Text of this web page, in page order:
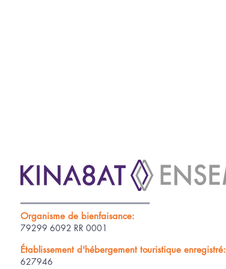
Organisme de bienfaisance:
79299 6092 RR 0001
Établissement d'hébergement touristique enregistré:
627946